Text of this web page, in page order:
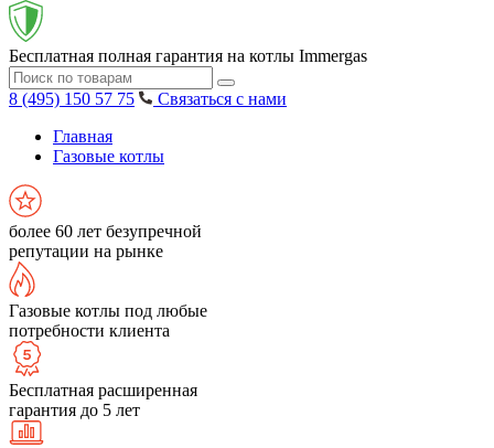
Бесплатная полная гарантия на котлы Immergas
8 (495) 150 57 75
Связаться с нами
Главная
Газовые котлы
более 60 лет безупречной
репутации на рынке
Газовые котлы под любые
потребности клиента
Бесплатная расширенная
гарантия до 5 лет